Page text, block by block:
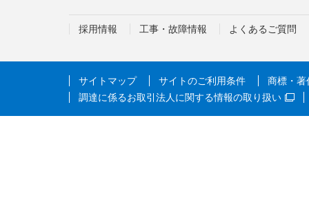
採用情報 工事・故障情報 よくあるご質問
サイトマップ サイトのご利用条件
商標・著
調達に係るお取引法人に関する情報の取り扱い